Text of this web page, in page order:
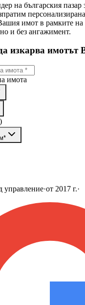
на българския пазар
персонализирана
имот в рамките
и без ангажимент.
изкарва имотът
имота
*
управление·от 2017 г.·